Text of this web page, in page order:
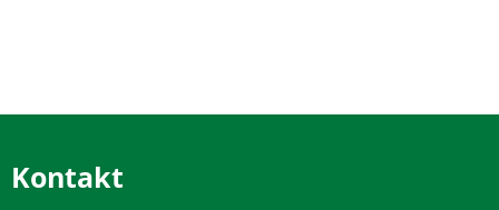
Kontakt